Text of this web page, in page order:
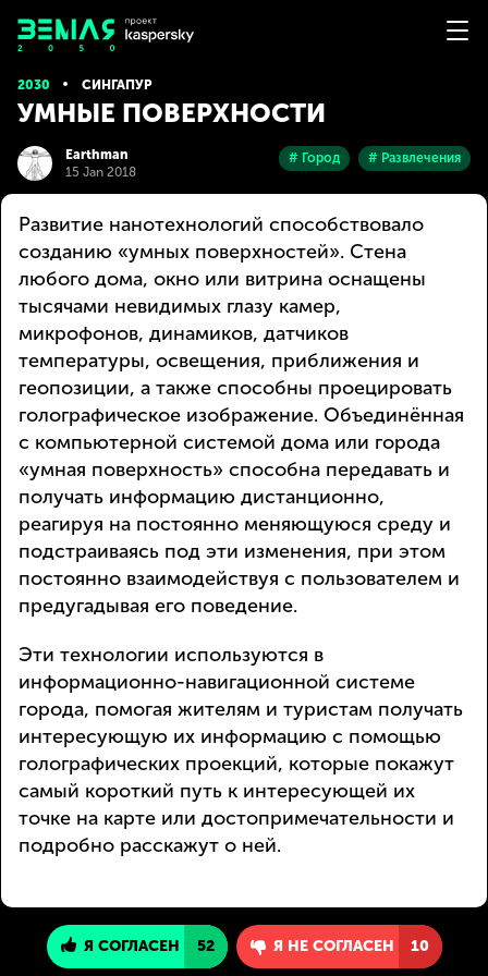
2030 СИНГАПУР
УМНЫЕ ПОВЕРХНОСТИ
Earthman
15 Jan 2018
# Город # Развлечения
Развитие нанотехнологий способствовало
созданию «умных поверхностей». Стена
любого дома, окно или витрина оснащены
тысячами невидимых глазу камер,
микрофонов, динамиков, датчиков
температуры, освещения, приближения и
геопозиции, а также способны проецировать
голографическое изображение. Объединённая
с компьютерной системой дома или города
«умная поверхность» способна передавать и
получать информацию дистанционно,
реагируя на постоянно меняющуюся среду и
подстраиваясь под эти изменения, при этом
постоянно взаимодействуя с пользователем и
предугадывая его поведение.
Эти технологии используются в
информационно-навигационной системе
города, помогая жителям и туристам получать
интересующую их информацию с помощью
голографических проекций, которые покажут
самый короткий путь к интересующей их
точке на карте или достопримечательности и
подробно расскажут о ней.
Я СОГЛАСЕН 52 Я НЕ СОГЛАСЕН 10